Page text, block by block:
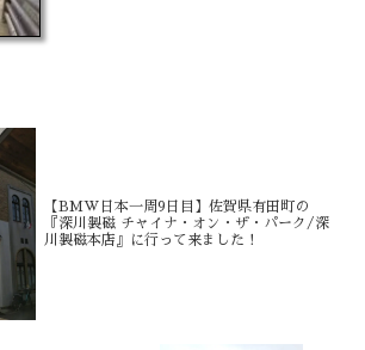
【BMW日本一周9日目】佐賀県有田町の
『深川製磁 チャイナ・オン・ザ・パーク/深
川製磁本店』に行って来ました！